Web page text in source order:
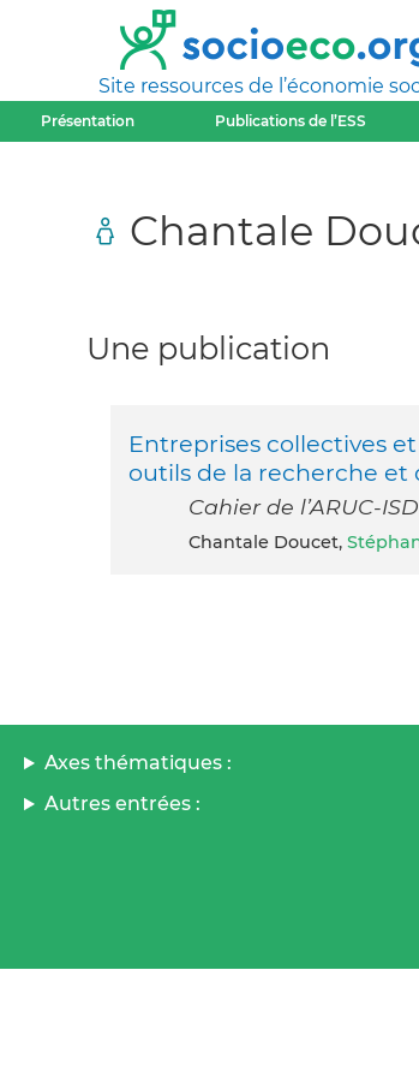
Site ressources de l’économie
Présentation Publications de l’ESS
Chantale
Une publication
Entreprises collectives
outils de la recherche et
Cahier de l’ARUC-
Chantale Doucet,
Axes thématiques :
Autres entrées :